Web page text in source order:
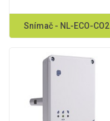
Snímač - NL-ECO-CO2